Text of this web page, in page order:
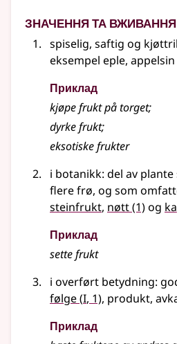
Значення та вживання
spiselig, saftig og
eksempel eple,
Приклад
kjøpefruktpå torget;
dyrkefrukt;
eksotiskefrukter
i botanikk: del av
flere frø, og som
steinfrukt, nøtt(1)og
Приклад
settefrukt
i overført betydning:
følge(1
I, 1), produkt,
Приклад